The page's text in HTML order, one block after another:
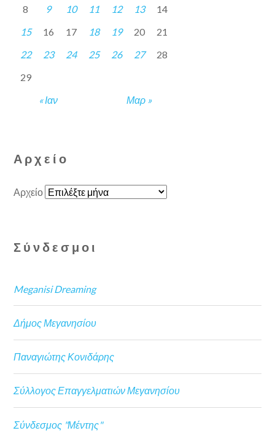
« Ιαν Μαρ »
8
9 10 11 12 13
14
15
16 17 18 19 20
21
22
23 24 25 26 27
28
29
Αρχείο
Αρχείο
Σύνδεσμοι
Meganisi Dreaming
Δήμος Μεγανησίου
Παναγιώτης Κονιδάρης
Σύλλογος Επαγγελματιών Μεγανησίου
Σύνδεσμος "Μέντης"